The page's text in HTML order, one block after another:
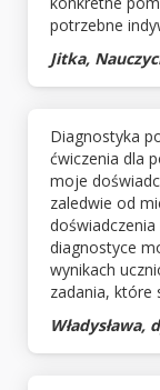
potrzebne
Jitka,
Diagnostyka
ćwiczenia dla
moje
zaledwie od
diagnostyce
wynikach
zadania, które